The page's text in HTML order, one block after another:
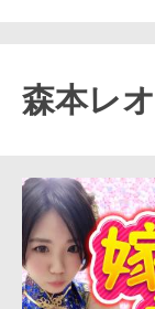
森本レ